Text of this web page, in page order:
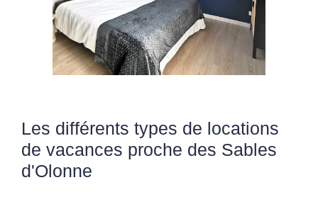
Les différents types de locations
de vacances proche des Sables
d'Olonne